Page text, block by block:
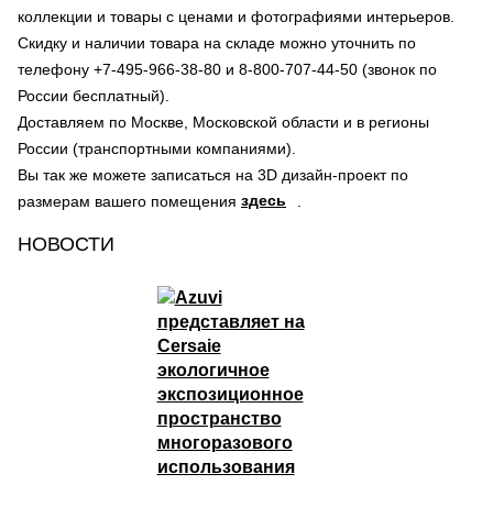
коллекции и товары с ценами и фотографиями интерьеров.
Скидку и наличии товара на складе можно уточнить по
телефону +7-495-966-38-80 и 8-800-707-44-50 (звонок по
России бесплатный).
Доставляем по Москве, Московской области и в регионы
России (транспортными компаниями).
Вы так же можете записаться на 3D дизайн-проект по
размерам вашего помещения здесь
НОВОСТИ